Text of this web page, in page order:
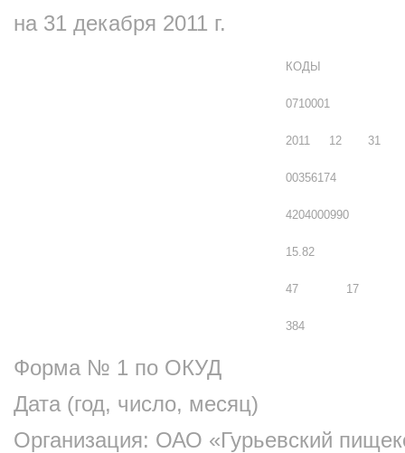
на 31 декабря 2011 г.
КОДЫ
0710001
2011 12 31
00356174
4204000990
15.82
47 17
384
Форма № 1 по ОКУД
Дата (год, число, месяц)
Организация: ОАО «Гурьевский